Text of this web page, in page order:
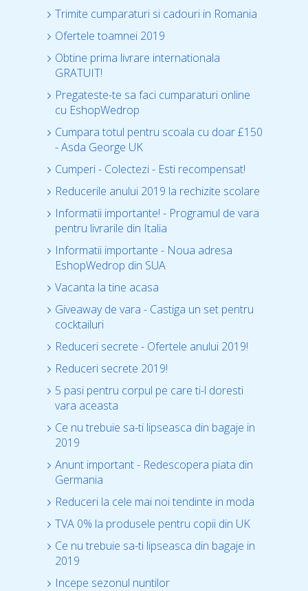
Trimite cumparaturi si cadouri in Romania
Ofertele toamnei 2019
Obtine prima livrare internationala
GRATUIT!
Pregateste-te sa faci cumparaturi online
cu EshopWedrop
Cumpara totul pentru scoala cu doar £150
- Asda George UK
Cumperi - Colectezi - Esti recompensat!
Reducerile anului 2019 la rechizite scolare
Informatii importante! - Programul de vara
pentru livrarile din Italia
Informatii importante - Noua adresa
EshopWedrop din SUA
Vacanta la tine acasa
Giveaway de vara - Castiga un set pentru
cocktailuri
Reduceri secrete - Ofertele anului 2019!
Reduceri secrete 2019!
5 pasi pentru corpul pe care ti-l doresti
vara aceasta
Ce nu trebuie sa-ti lipseasca din bagaje in
2019
Anunt important - Redescopera piata din
Germania
Reduceri la cele mai noi tendinte in moda
TVA 0% la produsele pentru copii din UK
Ce nu trebuie sa-ti lipseasca din bagaje in
2019
Incepe sezonul nuntilor